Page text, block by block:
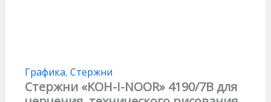
Графика, Стержни
Стержни «KOH-I-NOOR» 4190/7В для